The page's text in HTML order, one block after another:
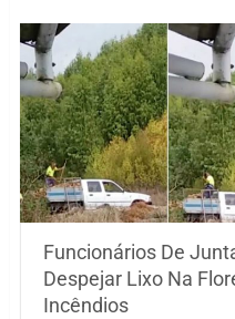
Funcionários De
Despejar Lixo Na
Incêndios